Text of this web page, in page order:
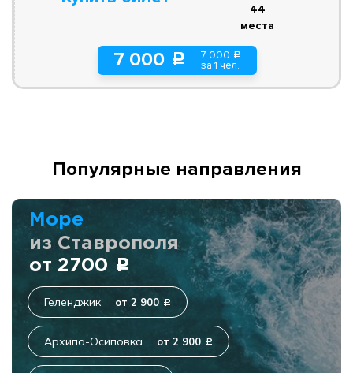
7 000 c 7 000 a
за 1 чел.
44
места
Популярные направления
Море
из Ставрополя
от 2700 c
Геленджик от 2 900 c
Архипо-Осиповка от 2 900 c